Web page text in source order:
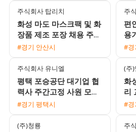
주식회사 탑리치
화성 마도 마스크팩 및 화
장품 제조 포장 채용 주5
일 주간고정 잔업없음 통
#경기 안산시
주
편
용
채
#경
주식회사 유니엘
평택 포승공단 대기업 협
력사 주간고정 사원 모집
월 350만원 이상 가능 및
#경기 평택시
(주)
화
리
버
#경
(주)청룡 주